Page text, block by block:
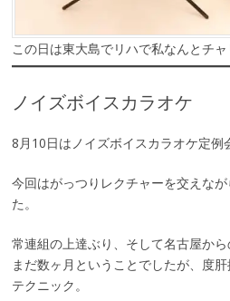
この日は東大島でリハで私なんとチ
ノイズボイスカラオケ
8月10日はノイズボイスカラオケ定例
今回はがっつりレクチャーを交えな
た。
常連組の上達ぶり、そして名古屋か
まだ数ヶ月ということでしたが、度
テクニック。